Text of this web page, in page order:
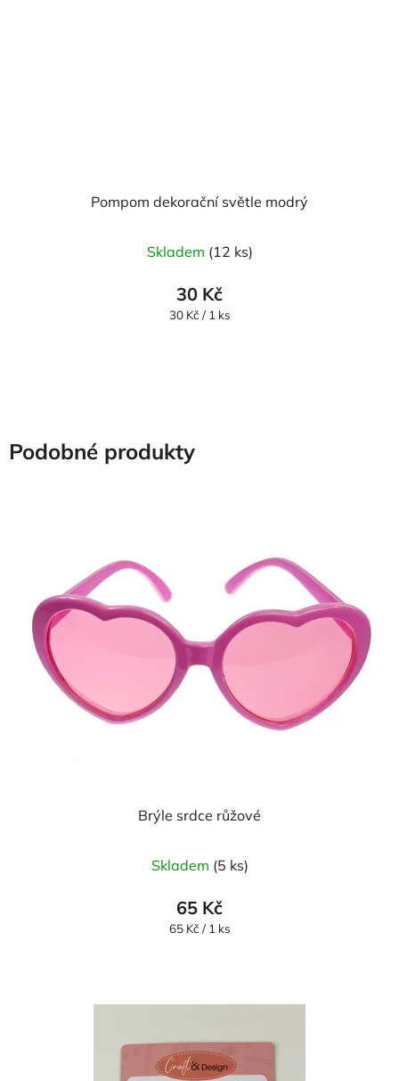
Pompom dekorační světle modrý
Skladem (12 ks)
30 Kč
Měrná
30 Kč / 1 ks
Podobné produkty
Brýle srdce růžové
Skladem (5 ks)
65 Kč
Měrná
65 Kč / 1 ks